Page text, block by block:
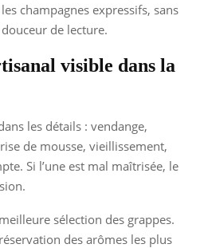
champagnes expressifs, sans
de lecture.
visible dans la
les détails : vendange,
de mousse, vieillissement,
Si l’une est mal maîtrisée, le
sélection des grappes.
des arômes les plus